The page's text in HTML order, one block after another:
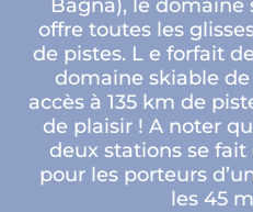
Bagna), le domaine
offre toutes les
de pistes. L e forfait
domaine skiable
accès à 135 km de
de plaisir ! A noter
deux stations se
pour les porteurs
les 45